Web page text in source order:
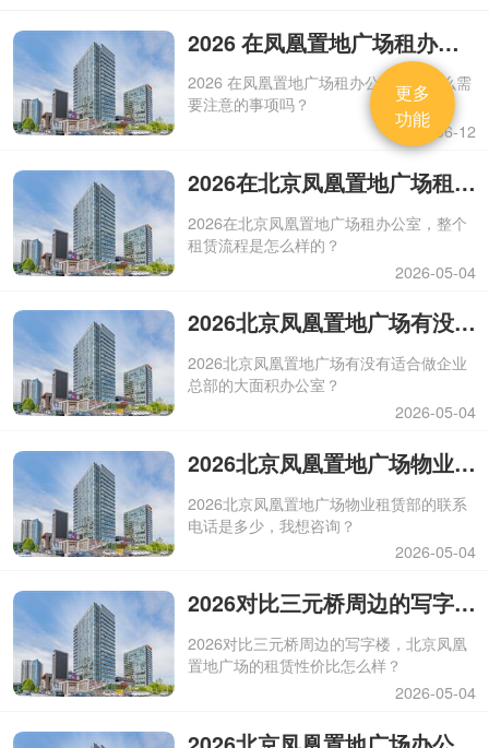
2026 在凤凰置地广场租办公室，有什么需要注意的事项吗？
2026 在凤凰置地广场租办公室，有什么需
要注意的事项吗？
2026-06-12
2026在北京凤凰置地广场租办公室，整个租赁流程是怎么样的？
2026在北京凤凰置地广场租办公室，整个
租赁流程是怎么样的？
2026-05-04
2026北京凤凰置地广场有没有适合做企业总部的大面积办公室？
2026北京凤凰置地广场有没有适合做企业
总部的大面积办公室？
2026-05-04
2026北京凤凰置地广场物业租赁部的联系电话是多少，我想咨询？
2026北京凤凰置地广场物业租赁部的联系
电话是多少，我想咨询？
2026-05-04
2026对比三元桥周边的写字楼，北京凤凰置地广场的租赁性价比怎么样？
2026对比三元桥周边的写字楼，北京凤凰
置地广场的租赁性价比怎么样？
2026-05-04
更多
功能